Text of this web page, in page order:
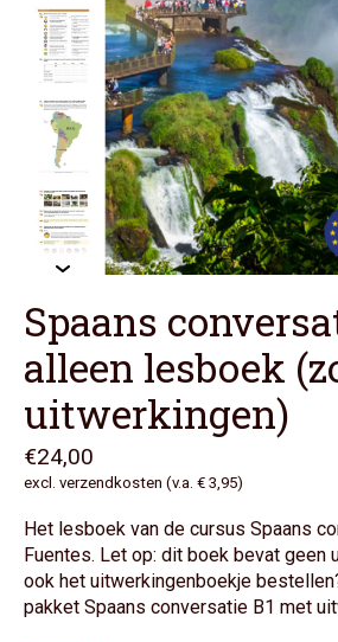
Spaans
alleen lesboek
uitwerkingen)
€24,00
excl. verzendkosten (v.a. € 3,95)
Het lesboek van de cursus Spaans
Fuentes. Let op: dit boek bevat geen
ook het uitwerkingenboekje
pakket Spaans conversatie B1 met